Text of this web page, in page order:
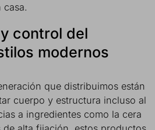
casa.
control del
modernos
que distribuimos están
cuerpo y estructura incluso al
a ingredientes como la cera